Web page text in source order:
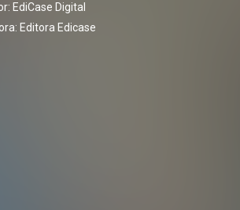
EdiCase Digital
Editora Edicase